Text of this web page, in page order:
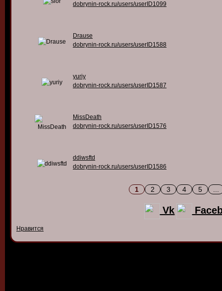
dobrynin-rock.ru/users/userID1099
Drause
dobrynin-rock.ru/users/userID1588
yuriy
dobrynin-rock.ru/users/userID1587
MissDeath
dobrynin-rock.ru/users/userID1576
ddiwsftd
dobrynin-rock.ru/users/userID1586
1 2 3 4 5
Vk
Нравится